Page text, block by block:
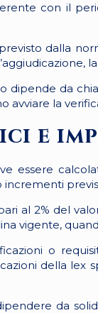
con il
dalla
dipende da
avviare la
e
essere
al 2% del
vigente,
o
della lex
da